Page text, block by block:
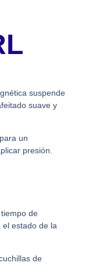
suspende
suave y
un
presión.
de
estado de la
de